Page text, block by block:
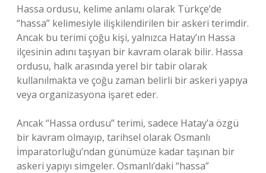
Hassa ordusu, kelime anlamı olarak Türkçe’de
“hassa” kelimesiyle ilişkilendirilen bir askeri terimdir.
Ancak bu terimi çoğu kişi, yalnızca Hatay’ın Hassa
ilçesinin adını taşıyan bir kavram olarak bilir. Hassa
ordusu, halk arasında yerel bir tabir olarak
kullanılmakta ve çoğu zaman belirli bir askeri yapıya
veya organizasyona işaret eder.
Ancak “Hassa ordusu” terimi, sadece Hatay’a özgü
bir kavram olmayıp, tarihsel olarak Osmanlı
İmparatorluğu’ndan günümüze kadar taşınan bir
askeri yapıyı simgeler. Osmanlı’daki “hassa”